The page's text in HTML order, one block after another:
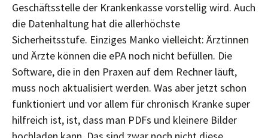
Geschäftsstelle der Krankenkasse vorstellig wird. Auch
die Datenhaltung hat die allerhöchste
Sicherheitsstufe. Einziges Manko vielleicht: Ärztinnen
und Ärzte können die ePA noch nicht befüllen. Die
Software, die in den Praxen auf dem Rechner läuft,
muss noch aktualisiert werden. Was aber jetzt schon
funktioniert und vor allem für chronisch Kranke super
hilfreich ist, ist, dass man PDFs und kleinere Bilder